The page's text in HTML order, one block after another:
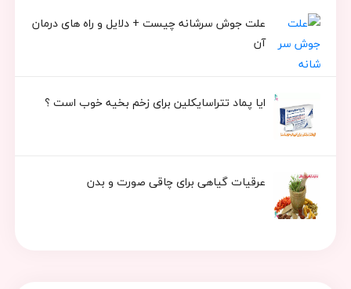
علت جوش سرشانه چیست + دلایل و راه های درمان
آن
ایا پماد تتراسایکلین برای زخم بخیه خوب است ؟
عرقیات گیاهی برای چاقی صورت و بدن